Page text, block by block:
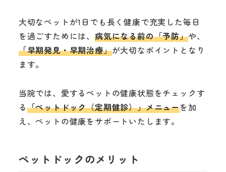
大切なペットが1日でも長く健康で充実した毎日
を過ごすためには、 病気になる前の「予防」や、
「早期発見・早期治療」が大切なポイントとなり
ます。
当院では、愛するペットの健康状態をチェックす
る「ペットドック（定期健診）」メニューを加
え、ペットの健康をサポートいたします。
ペットドックのメリット